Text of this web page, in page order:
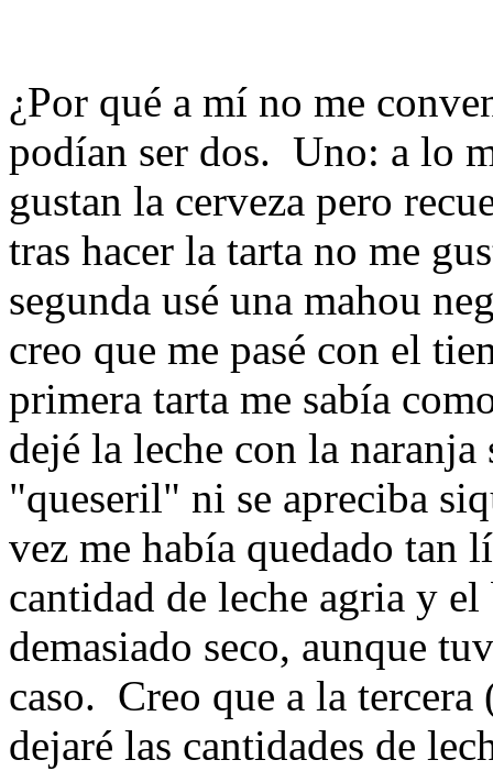
¿Por qué a mí no me
podían ser dos. Uno: a lo
gustan la cerveza pero
tras hacer la tarta no me
segunda usé una mahou
creo que me pasé con el
primera tarta me sabía
dejé la leche con la
"queseril" ni se apreciba
vez me había quedado tan
cantidad de leche agria y
demasiado seco, aunque
caso. Creo que a la
dejaré las cantidades de